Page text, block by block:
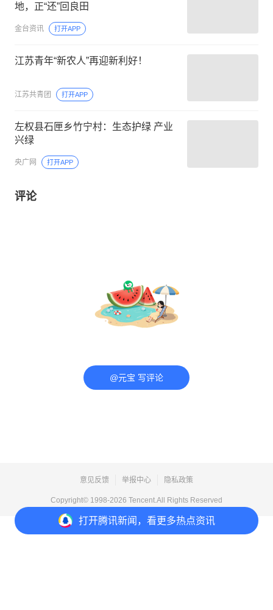
打开腾讯新闻，看更多热点资讯
地，正“还”回良田
金台资讯 打开APP
江苏青年“新农人”再迎新利好！
江苏共青团 打开APP
左权县石匣乡竹宁村：生态护绿 产业
兴绿
央广网 打开APP
评论
@元宝 写评论
意见反馈 举报中心 隐私政策
Copyright© 1998-2026 Tencent.All Rights Reserved